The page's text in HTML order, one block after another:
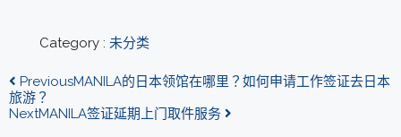
Category : 未分类
PreviousMANILA的日本领馆在哪里？如何申请工作签证去日本
旅游？
NextMANILA签证延期上门取件服务